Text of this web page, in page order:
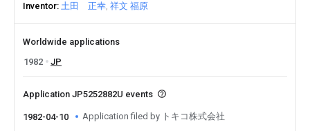
Inventor 土田 正幸 祥文 福原
Worldwide applications
1982
JP
Application JP5252882U events
1982-04-10 Application filed by トキコ株式会社